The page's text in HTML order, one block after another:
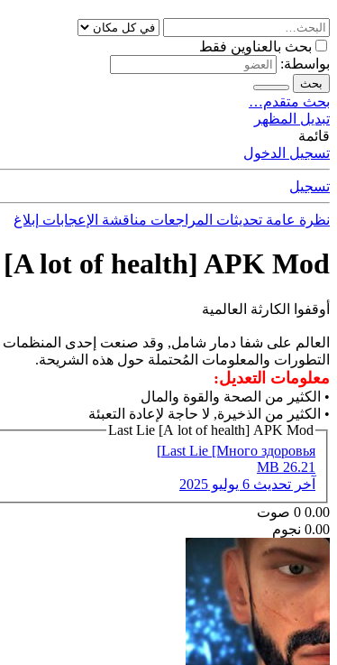
بحث بالعناوين فقط
بواسطة:
بحث
بحث متقدم…
تبديل المظهر
قائمة
تسجيل الدخول
تسجيل
نظرة عامة تحديثات المراجعات مناقشة الإعجابات إبلاغ
lot of health] APK Mod
أوقفوا الكارثة العالمية
العالم على شفا دمار شامل, وقد صنعت إحدى
التطورات والمعلومات المُحتملة حول هذه الشريحة.
معلومات التعديل:
• الكثير من الصحة والقوة والمال
• الكثير من الذخيرة, لا حاجة لإعادة التعبئة
Last Lie [A lot of health] APK Mod
Last Lie [Много здоровья]
26.21 MB
آخر تحديث 6 يوليو 2025
0.00
0 صوت
0.00 نجوم